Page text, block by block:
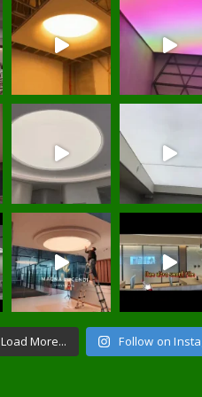
Load More... Follow on